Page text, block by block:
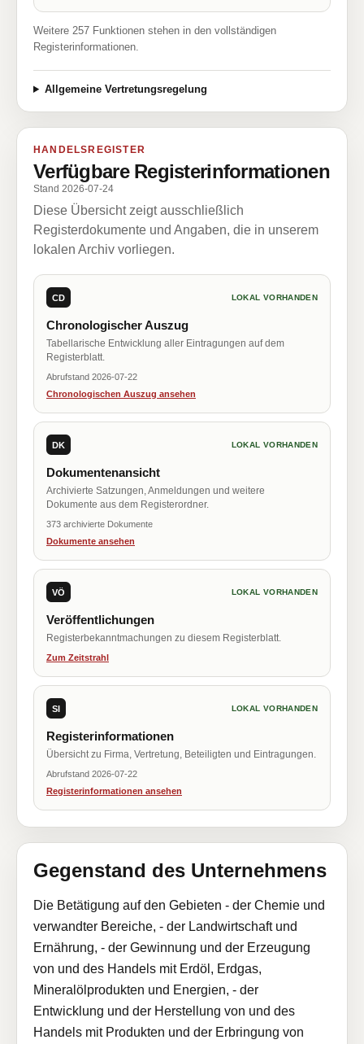
Weitere 257 Funktionen stehen in den vollständigen
Registerinformationen.
Allgemeine Vertretungsregelung
HANDELSREGISTER
Verfügbare Registerinformationen
Stand 2026-07-24
Diese Übersicht zeigt ausschließlich
Registerdokumente und Angaben, die in unserem
lokalen Archiv vorliegen.
CD LOKAL VORHANDEN
Chronologischer Auszug
Tabellarische Entwicklung aller Eintragungen auf dem
Registerblatt.
Abrufstand 2026-07-22
Chronologischen Auszug ansehen
DK LOKAL VORHANDEN
Dokumentenansicht
Archivierte Satzungen, Anmeldungen und weitere
Dokumente aus dem Registerordner.
373 archivierte Dokumente
Dokumente ansehen
VÖ LOKAL VORHANDEN
Veröffentlichungen
Registerbekanntmachungen zu diesem Registerblatt.
Zum Zeitstrahl
SI LOKAL VORHANDEN
Registerinformationen
Übersicht zu Firma, Vertretung, Beteiligten und Eintragungen.
Abrufstand 2026-07-22
Registerinformationen ansehen
Gegenstand des Unternehmens
Die Betätigung auf den Gebieten - der Chemie und
verwandter Bereiche, - der Landwirtschaft und
Ernährung, - der Gewinnung und der Erzeugung
von und des Handels mit Erdöl, Erdgas,
Mineralölprodukten und Energien, - der
Entwicklung und der Herstellung von und des
Handels mit Produkten und der Erbringung von